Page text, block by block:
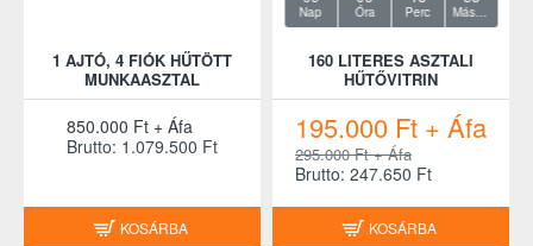
1 AJTÓ, 4 FIÓK HŰTÖTT
MUNKAASZTAL
850.000 Ft + Áfa
Brutto: 1.079.500 Ft
KOSÁRBA
Nap Óra Perc Másodperc
160 LITERES ASZTALI
HŰTŐVITRIN
195.000 Ft + Áfa
295.000 Ft + Áfa
Brutto: 247.650 Ft
KOSÁRBA